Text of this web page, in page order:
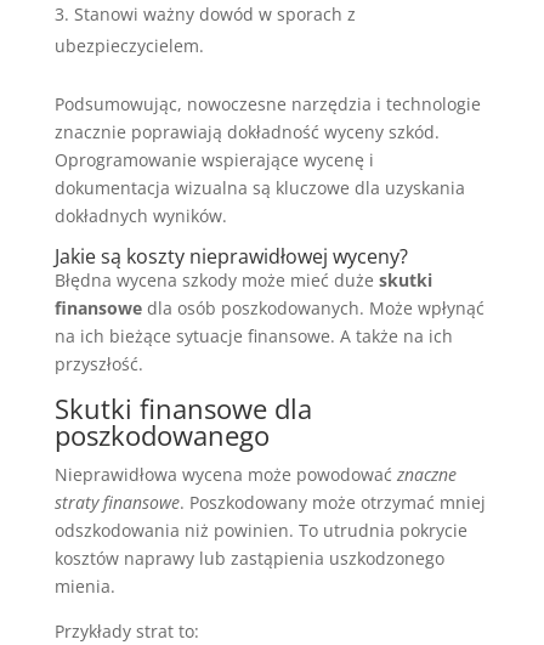
Stanowi ważny dowód w sporach z
ubezpieczycielem.
Podsumowując, nowoczesne narzędzia i technologie
znacznie poprawiają dokładność wyceny szkód.
Oprogramowanie wspierające wycenę i
dokumentacja wizualna są kluczowe dla uzyskania
dokładnych wyników.
Jakie są koszty nieprawidłowej wyceny?
Błędna wycena szkody może mieć duże skutki
finansowedla osób poszkodowanych. Może wpłynąć
na ich bieżące sytuacje finansowe. A także na ich
przyszłość.
Skutki finansowe dla
poszkodowanego
Nieprawidłowa wycena może powodować znaczne
straty finansowe. Poszkodowany może otrzymać mniej
odszkodowania niż powinien. To utrudnia pokrycie
kosztów naprawy lub zastąpienia uszkodzonego
mienia.
Przykłady strat to: